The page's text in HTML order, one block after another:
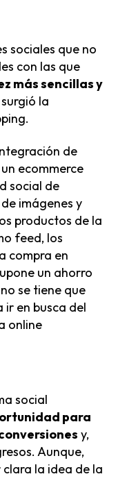
sociales que no
con las que
más sencillas y
la
de
ecommerce
social de
imágenes y
productos de la
feed, los
compra en
un ahorro
se tiene que
en busca del
online
social
para
y,
Aunque,
clara la idea de la